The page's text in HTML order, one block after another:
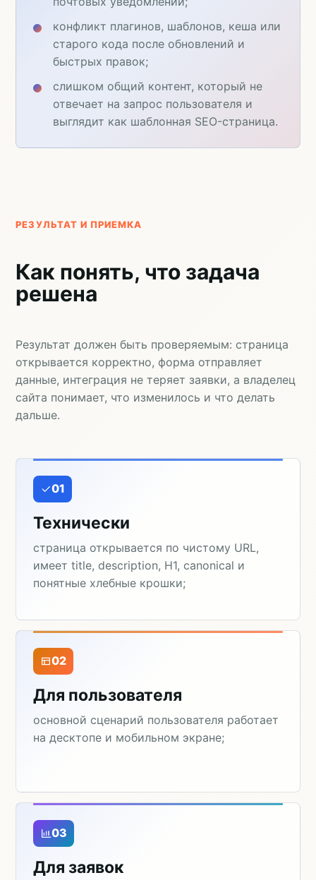
конфликт плагинов, шаблонов, кеша или
старого кода после обновлений и
быстрых правок;
слишком общий контент, который не
отвечает на запрос пользователя и
выглядит как шаблонная SEO-страница.
РЕЗУЛЬТАТ И ПРИЕМКА
Как понять, что задача
решена
Результат должен быть проверяемым: страница
открывается корректно, форма отправляет
данные, интеграция не теряет заявки, а владелец
сайта понимает, что изменилось и что делать
дальше.
01
Технически
страница открывается по чистому URL,
имеет title, description, H1, canonical и
понятные хлебные крошки;
02
Для пользователя
основной сценарий пользователя работает
на десктопе и мобильном экране;
03
Для заявок